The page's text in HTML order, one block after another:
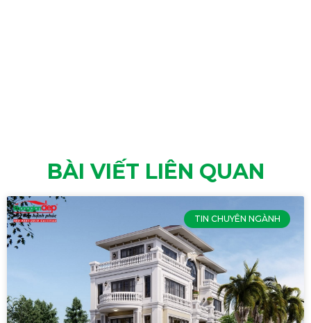
BÀI VIẾT LIÊN QUAN
TIN CHUYÊN NGÀNH